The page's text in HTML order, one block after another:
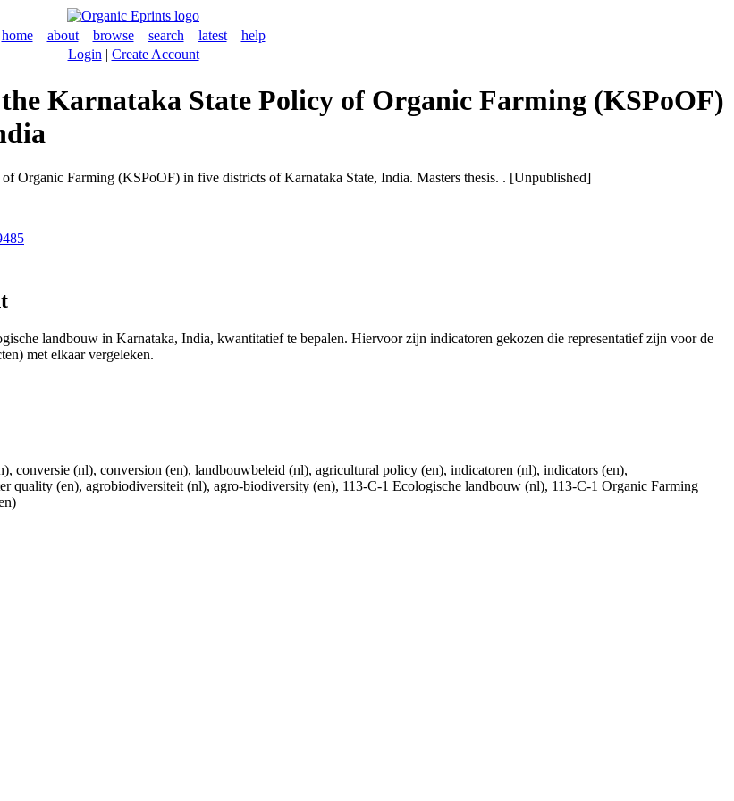
home about browse search latest
help
Login | Create Account
Karnataka State Policy of Organic Farming (KSPoOF)
Organic Farming (KSPoOF) in five districts of Karnataka State, India. Masters thesis. . [Unpublished]
landbouw in Karnataka, India, kwantitatief te bepalen. Hiervoor zijn indicatoren gekozen die representatief zijn voor de
met elkaar vergeleken.
conversie (nl), conversion (en), landbouwbeleid (nl), agricultural policy (en), indicatoren (nl), indicators (en),
quality (en), agrobiodiversiteit (nl), agro-biodiversity (en), 113-C-1 Ecologische landbouw (nl), 113-C-1 Organic Farming